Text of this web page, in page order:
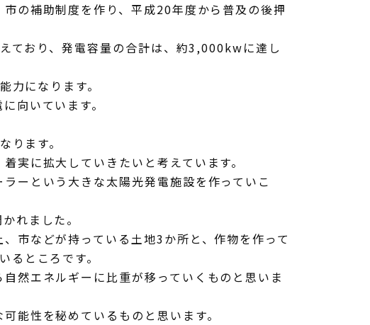
の補助制度を作り、平成20年度から普及の後押
ており、発電容量の合計は、約3,000kwに達し
になります。
向いています。
ます。
実に拡大していきたいと考えています。
ーという大きな太陽光発電施設を作っていこ
れました。
市などが持っている土地3か所と、作物を作って
ところです。
然エネルギーに比重が移っていくものと思いま
能性を秘めているものと思います。